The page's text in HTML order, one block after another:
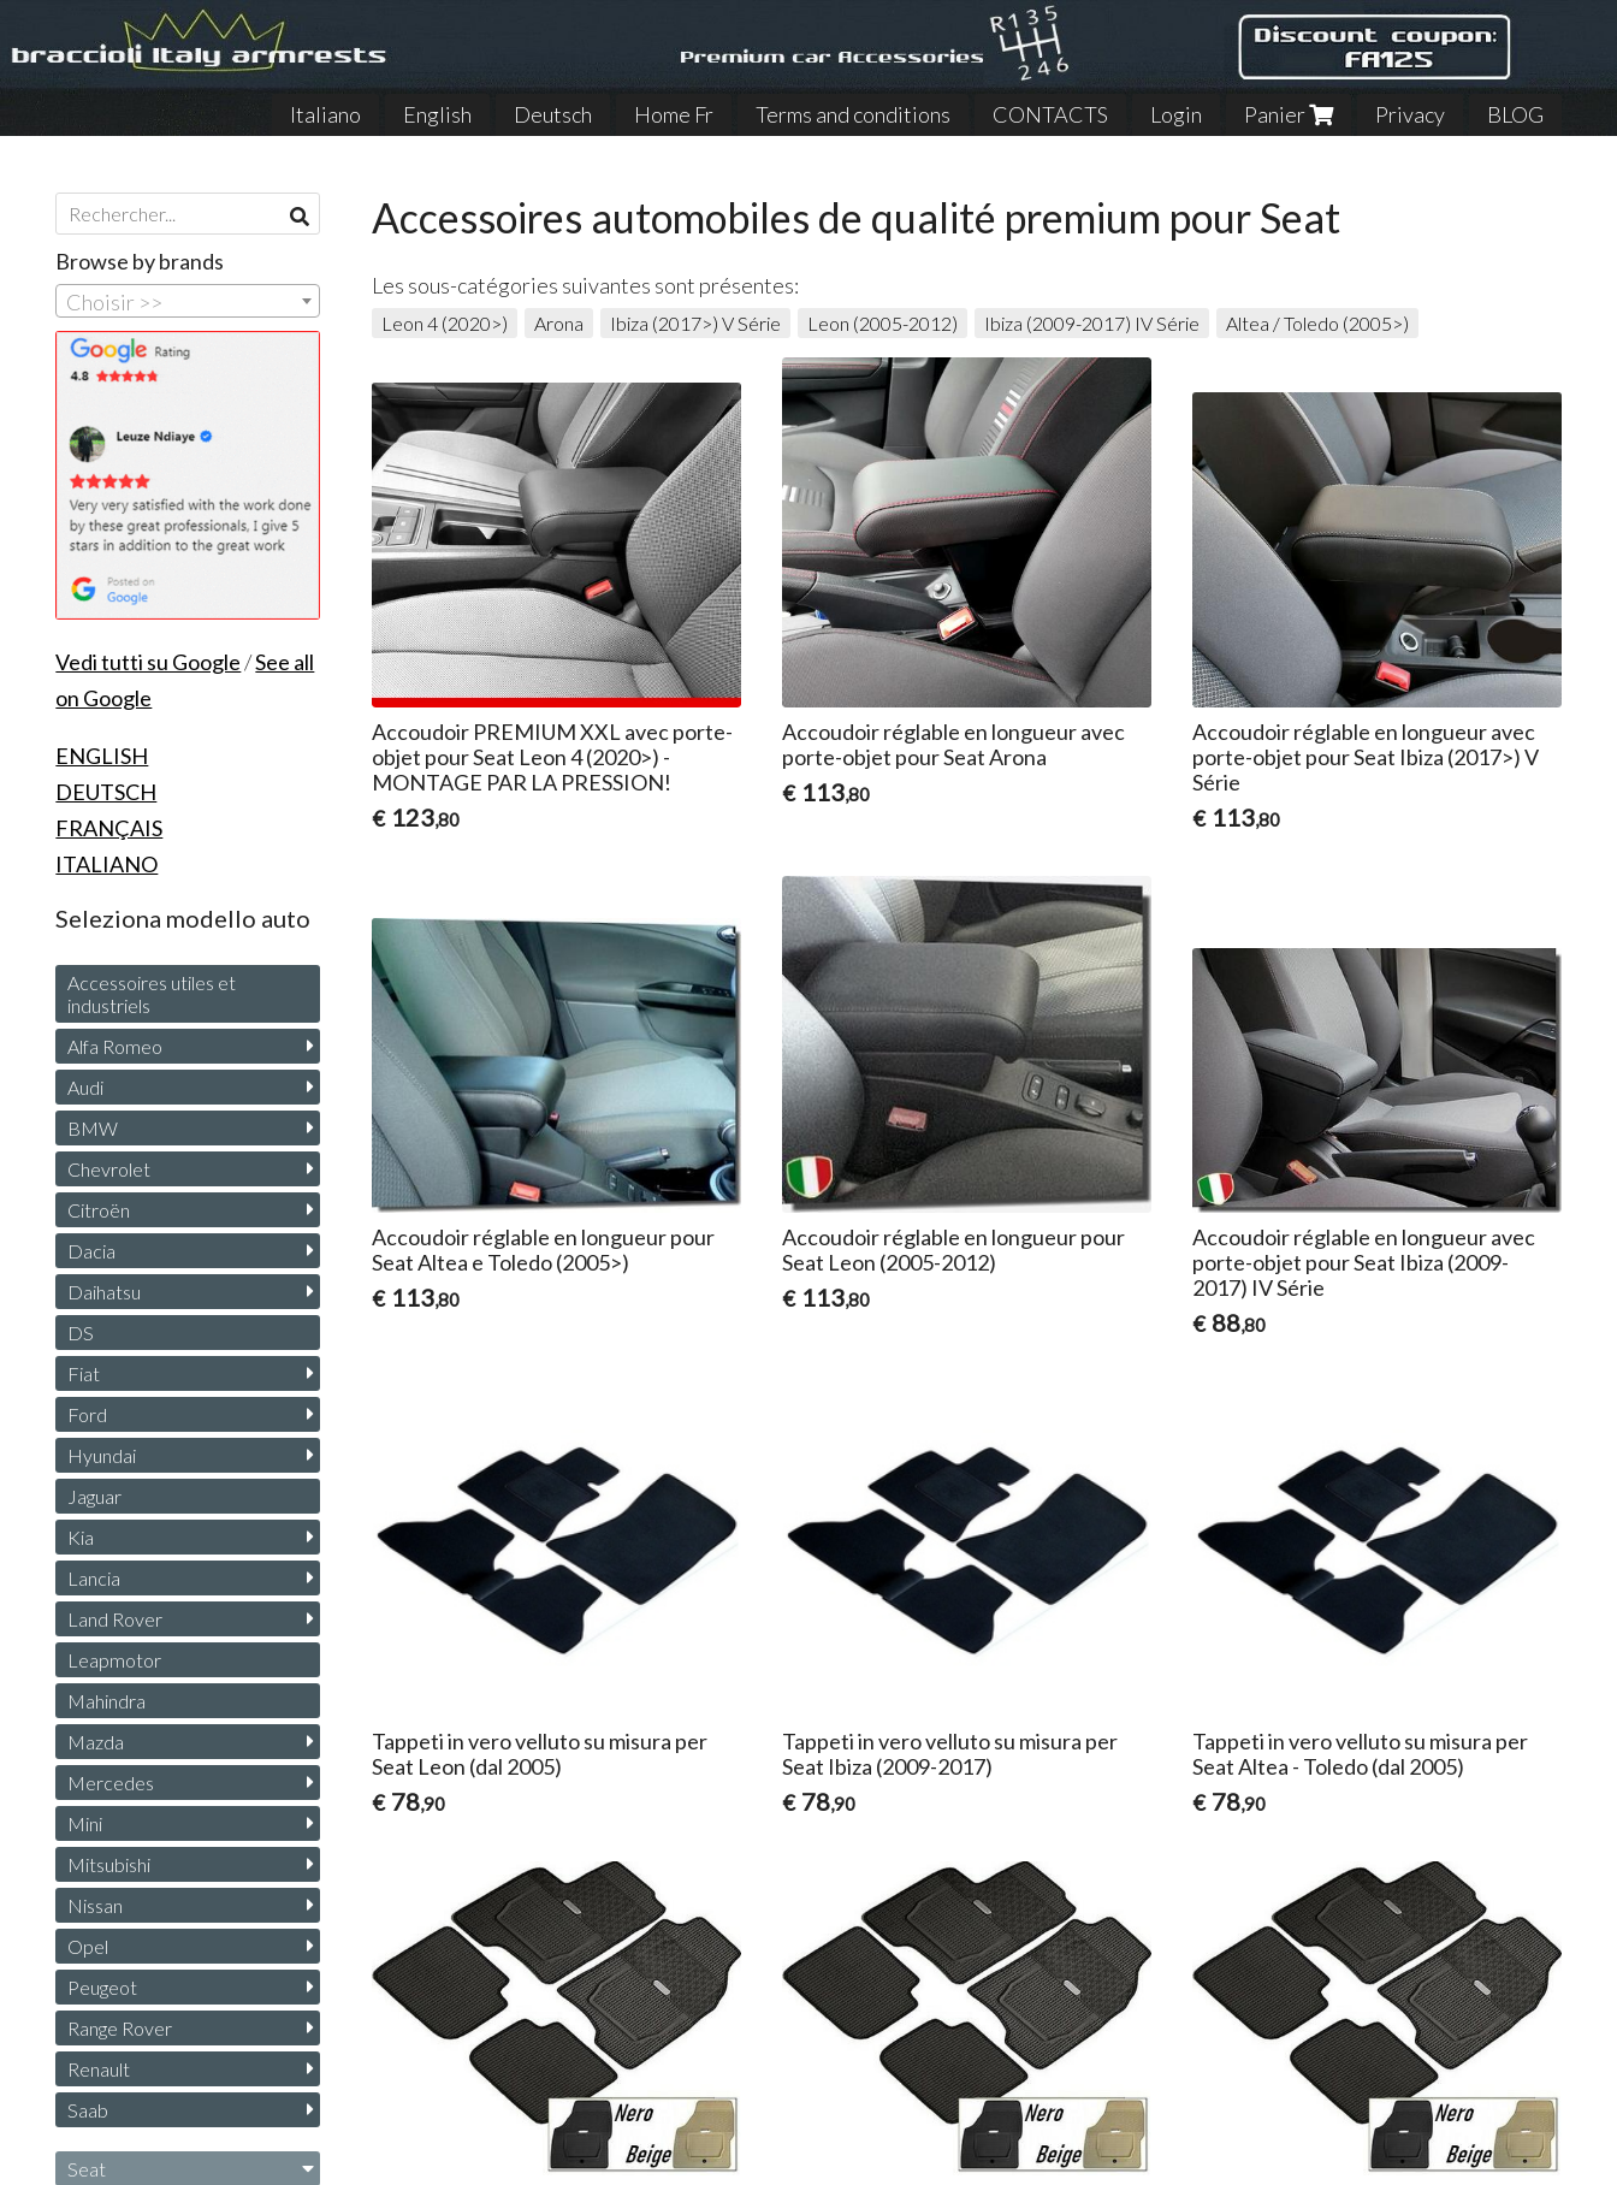
Italiano English Deutsch Home Fr Terms and conditions CONTACTS Login Panier Privacy BLOG
Accessoires automobiles de qualité premium pour Seat
Les sous-catégories suivantes sont présentes:
Leon 4 (2020>) Arona Ibiza (2017>) V Série Leon (2005-2012) Ibiza (2009-2017) IV Série Altea / Toledo (2005>)
Accoudoir PREMIUM XXL avec porte-
objet pour Seat Leon 4 (2020>) -
MONTAGE PAR LA PRESSION!
€ 123,80
Accoudoir réglable en longueur avec
porte-objet pour Seat Arona
€ 113,80
Accoudoir réglable en longueur avec
porte-objet pour Seat Ibiza (2017>) V
Série
€ 113,80
Accoudoir réglable en longueur pour
Seat Altea e Toledo (2005>)
€ 113,80
Accoudoir réglable en longueur pour
Seat Leon (2005-2012)
€ 113,80
Accoudoir réglable en longueur avec
porte-objet pour Seat Ibiza (2009-
2017) IV Série
€ 88,80
Tappeti in vero velluto su misura per
Seat Leon (dal 2005)
€ 78,90
Tappeti in vero velluto su misura per
Seat Ibiza (2009-2017)
€ 78,90
Tappeti in vero velluto su misura per
Seat Altea - Toledo (dal 2005)
€ 78,90
Browse by brands
Choisir >>
Vedi tutti su Google/See all
on Google
ENGLISH
DEUTSCH
FRANÇAIS
ITALIANO
Seleziona modello auto
Accessoires utiles et
industriels
Alfa Romeo
Audi
BMW
Chevrolet
Citroën
Dacia
Daihatsu
DS
Fiat
Ford
Hyundai
Jaguar
Kia
Lancia
Land Rover
Leapmotor
Mahindra
Mazda
Mercedes
Mini
Mitsubishi
Nissan
Opel
Peugeot
Range Rover
Renault
Saab
Seat